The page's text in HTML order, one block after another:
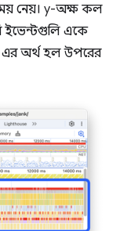
নেয়। y-অক্ষ কল
ইভেন্টগুলি একে
অর্থ হল উপরের